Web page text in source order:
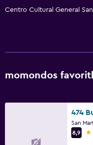
Centro Cultural General
momondos
474
8,9
4